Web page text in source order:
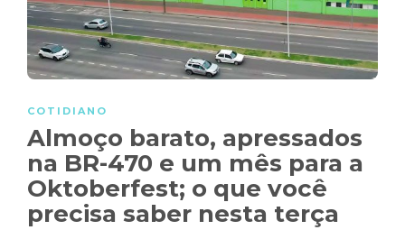
COTIDIANO
Almoço barato, apressados
na BR-470 e um mês para a
Oktoberfest; o que você
precisa saber nesta terça